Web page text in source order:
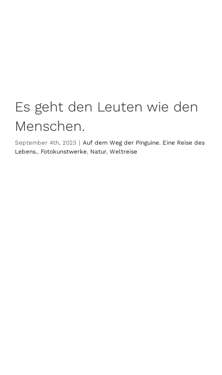
Es geht den Leuten wie den
Menschen.
September 4th, 2023 | Auf dem Weg der Pinguine. Eine Reise des
Lebens., Fotokunstwerke, Natur, Weltreise